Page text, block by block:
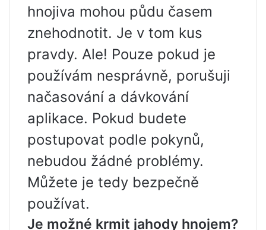
hnojiva mohou půdu časem
znehodnotit. Je v tom kus
pravdy. Ale! Pouze pokud je
používám nesprávně, porušuji
načasování a dávkování
aplikace. Pokud budete
postupovat podle pokynů,
nebudou žádné problémy.
Můžete je tedy bezpečně
používat.
Je možné krmit jahody hnojem?